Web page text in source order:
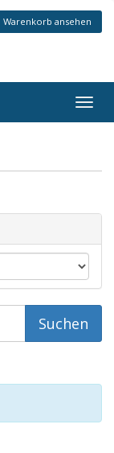
Warenkorb ansehen